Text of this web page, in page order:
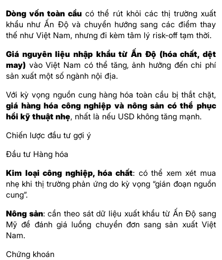
Dòng vốn toàn cầu có thể rút khỏi các thị trường xuất
khẩu như Ấn Độ và chuyển hướng sang các điểm thay
thế như Việt Nam, nhưng đi kèm tâm lý risk-off tạm thời.
Giá nguyên liệu nhập khẩu từ Ấn Độ (hóa chất, dệt
may) vào Việt Nam có thể tăng, ảnh hưởng đến chi phí
sản xuất một số ngành nội địa.
Với kỳ vọng nguồn cung hàng hóa toàn cầu bị thắt chặt,
giá hàng hóa công nghiệp và nông sản có thể phục
hồi kỹ thuật nhẹ, nhất là nếu USD không tăng mạnh.
Chiến lược đầu tư gợi ý
Đầu tư Hàng hóa
Kim loại công nghiệp, hóa chất: có thể xem xét mua
nhẹ khi thị trường phản ứng do kỳ vọng “gián đoạn nguồn
cung”.
Nông sản: cần theo sát dữ liệu xuất khẩu từ Ấn Độ sang
Mỹ để đánh giá luồng chuyển đơn sang sản xuất Việt
Nam.
Chứng khoán